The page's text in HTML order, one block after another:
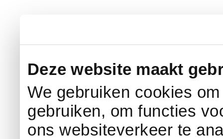
Deze website maakt
We gebruiken cookies
gebruiken, om functies
ons websiteverkeer te